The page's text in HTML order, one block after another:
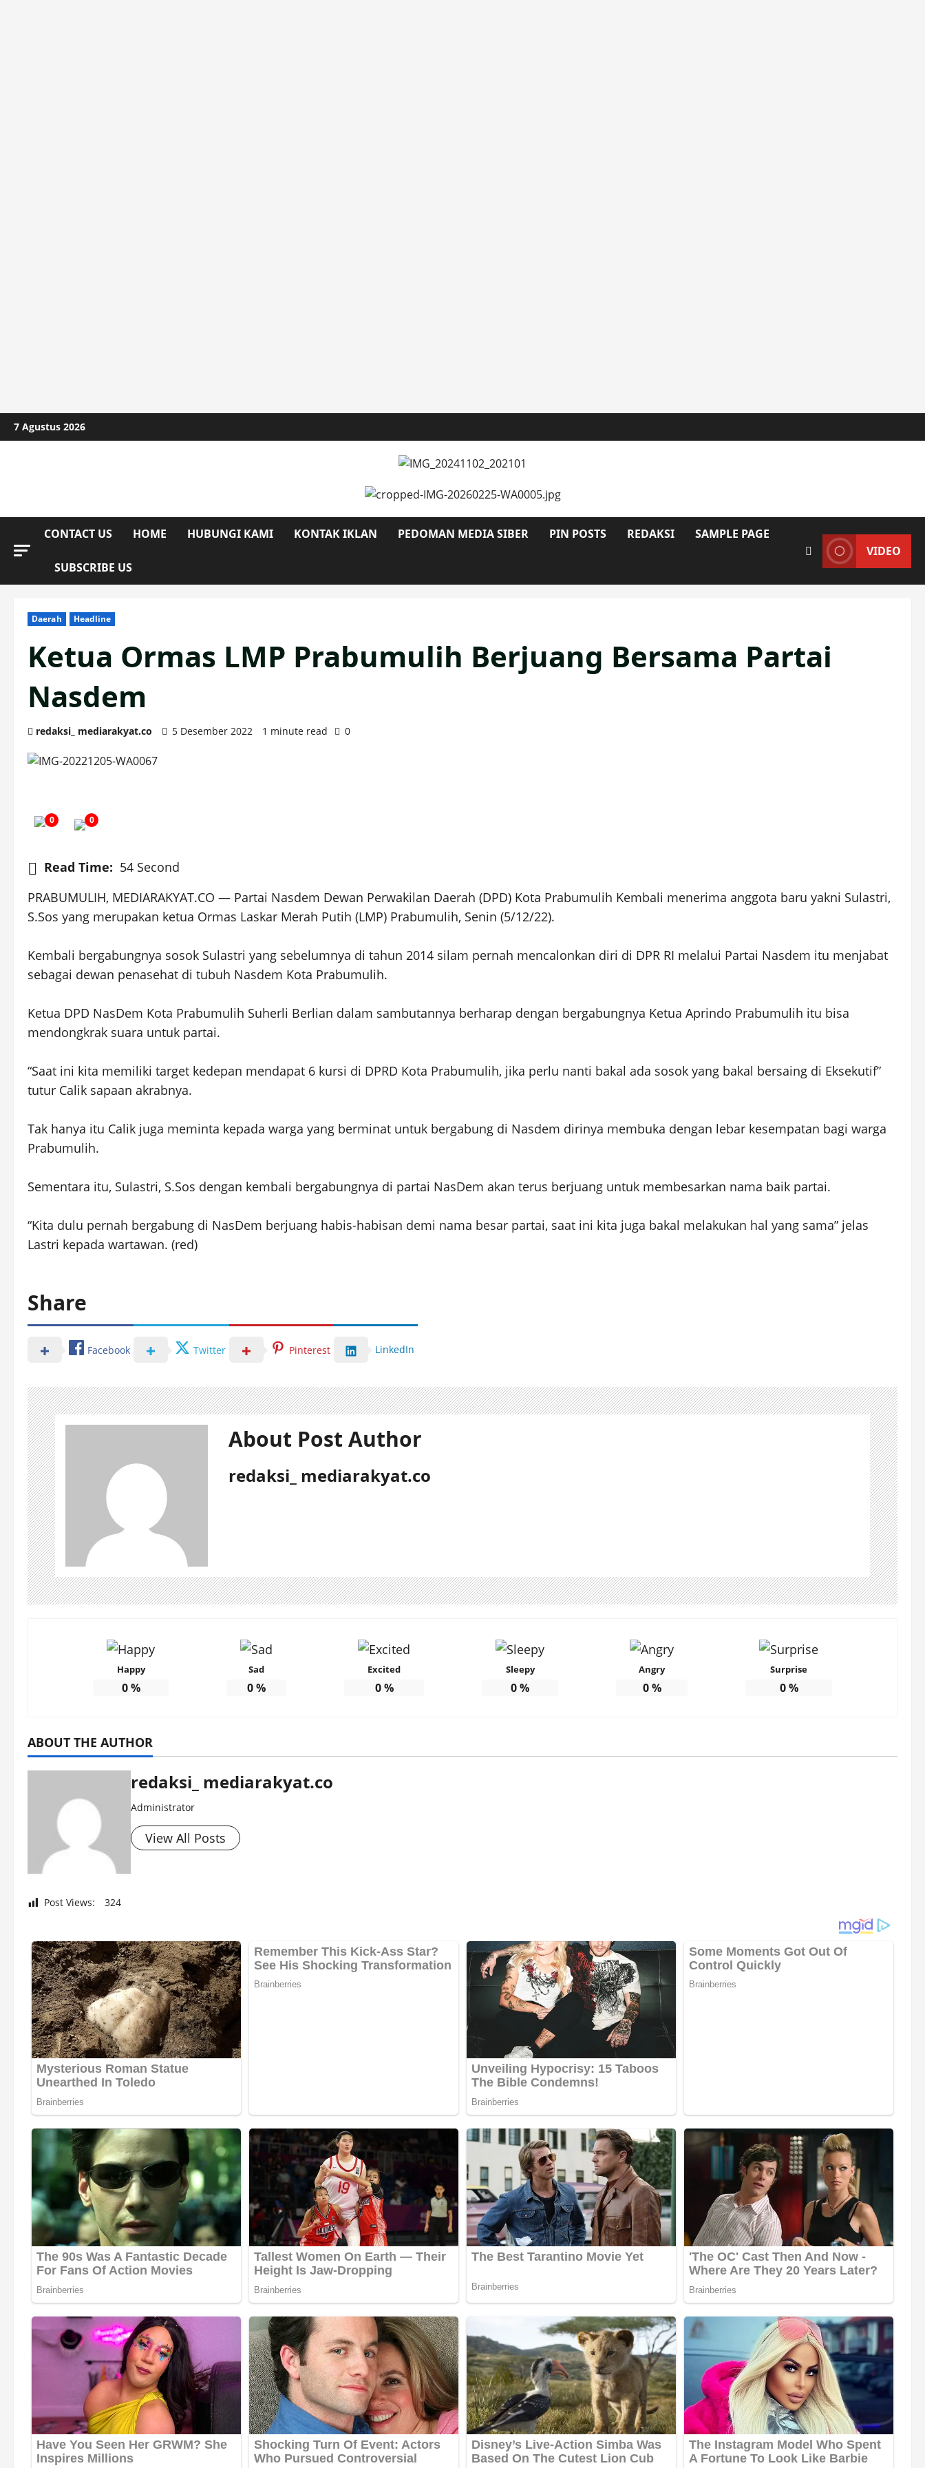
Skip
to
7 Agustus 2026
CONTACT US HOME HUBUNGI KAMI KONTAK IKLAN PEDOMAN MEDIA SIBER PIN POSTS REDAKSI SAMPLE PAGE
SUBSCRIBE US
VIDEO
Daerah Headline
Ketua Ormas LMP Prabumulih Berjuang Bersama Partai
Nasdem
redaksi_ mediarakyat.co 5 Desember 2022 1 minute read 0
0 0
Read Time: 54 Second
PRABUMULIH, MEDIARAKYAT.CO — Partai Nasdem Dewan Perwakilan Daerah (DPD) Kota Prabumulih Kembali menerima anggota baru yakni Sulastri,
S.Sos yang merupakan ketua Ormas Laskar Merah Putih (LMP) Prabumulih, Senin (5/12/22).
Kembali bergabungnya sosok Sulastri yang sebelumnya di tahun 2014 silam pernah mencalonkan diri di DPR RI melalui Partai Nasdem itu menjabat
sebagai dewan penasehat di tubuh Nasdem Kota Prabumulih.
Ketua DPD NasDem Kota Prabumulih Suherli Berlian dalam sambutannya berharap dengan bergabungnya Ketua Aprindo Prabumulih itu bisa
mendongkrak suara untuk partai.
“Saat ini kita memiliki target kedepan mendapat 6 kursi di DPRD Kota Prabumulih, jika perlu nanti bakal ada sosok yang bakal bersaing di Eksekutif”
tutur Calik sapaan akrabnya.
Tak hanya itu Calik juga meminta kepada warga yang berminat untuk bergabung di Nasdem dirinya membuka dengan lebar kesempatan bagi warga
Prabumulih.
Sementara itu, Sulastri, S.Sos dengan kembali bergabungnya di partai NasDem akan terus berjuang untuk membesarkan nama baik partai.
“Kita dulu pernah bergabung di NasDem berjuang habis-habisan demi nama besar partai, saat ini kita juga bakal melakukan hal yang sama” jelas
Lastri kepada wartawan. (red)
Share
Facebook Twitter Pinterest LinkedIn
About Post Author
redaksi_ mediarakyat.co
Happy
0%
Sad
0%
Excited
0%
Sleepy
0%
Angry
0%
Surprise
0%
ABOUT THE AUTHOR
redaksi_ mediarakyat.co
Administrator
View All Posts
Post Views: 324